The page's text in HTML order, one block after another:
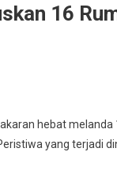
16
hebat melanda
yang terjadi